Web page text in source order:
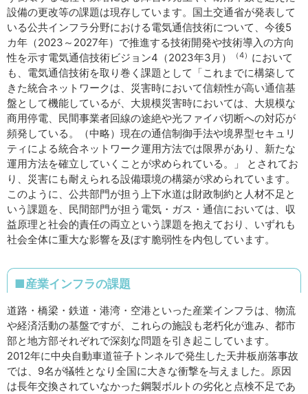
設備の更改等の課題は現存しています。国土交通省が発表して
いる公共インフラ分野における電気通信技術について、今後5
カ年（2023～2027年）で推進する技術開発や技術導入の方向
性を示す電気通信技術ビジョン4（2023年3月）
（4） において
も、電気通信技術を取り巻く課題として「これまでに構築して
きた統合ネットワークは、災害時において信頼性が高い通信基
盤として機能しているが、大規模災害時においては、大規模な
商用停電、民間事業者回線の途絶や光ファイバ切断への対応が
頻発している。（中略）現在の通信制御手法や境界型セキュリ
ティによる統合ネットワーク運用方法では限界があり、新たな
運用方法を確立していくことが求められている。」 とされてお
り、災害にも耐えられる設備環境の構築が求められています。
このように、公共部門が担う上下水道は財政制約と人材不足と
いう課題を、民間部門が担う電気・ガス・通信においては、収
益原理と社会的責任の両立という課題を抱えており、いずれも
社会全体に重大な影響を及ぼす脆弱性を内包しています。
■産業インフラの課題
道路・橋梁・鉄道・港湾・空港といった産業インフラは、物流
や経済活動の基盤ですが、これらの施設も老朽化が進み、都市
部と地方部それぞれで深刻な問題を引き起こしています。
2012年に中央自動車道笹子トンネルで発生した天井板崩落事故
では、9名が犠牲となり全国に大きな衝撃を与えました。原因
は長年交換されていなかった鋼製ボルトの劣化と点検不足であ